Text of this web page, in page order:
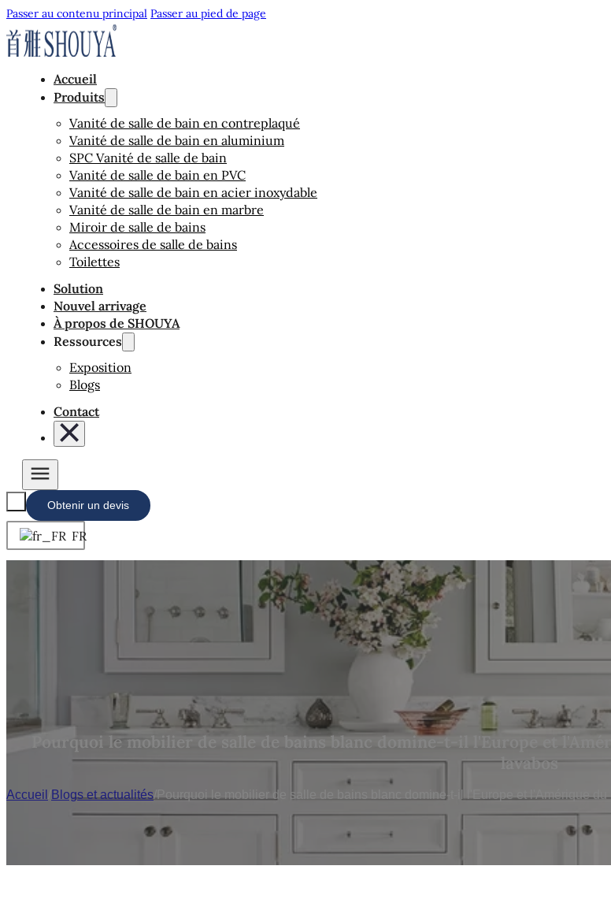
Passer au contenu principal Passer au pied de page
Accueil
Produits
Vanité de salle de bain en contreplaqué
Vanité de salle de bain en aluminium
SPC Vanité de salle de bain
Vanité de salle de bain en PVC
Vanité de salle de bain en acier inoxydable
Vanité de salle de bain en marbre
Miroir de salle de bains
Accessoires de salle de bains
Toilettes
Solution
Nouvel arrivage
À propos de SHOUYA
Ressources
Exposition
Blogs
Contact
Obtenir un devis
FR
Pourquoi le mobilier de salle de bains blanc domine-t-il l'Europe et
lavabos
Accueil Blogs et actualités/Pourquoi le mobilier de salle de bains blanc domine-t-il l'Europe et l'Amérique du